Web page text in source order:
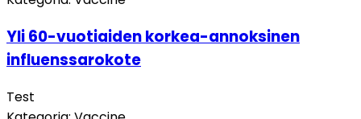
Yli 60-vuotiaiden korkea-annoksinen
influenssarokote
Test